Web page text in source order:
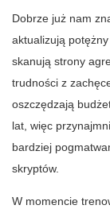
Dobrze już nam
aktualizują
skanują strony
trudności z
oszczędzają
lat, więc
bardziej
skryptów.
W momencie